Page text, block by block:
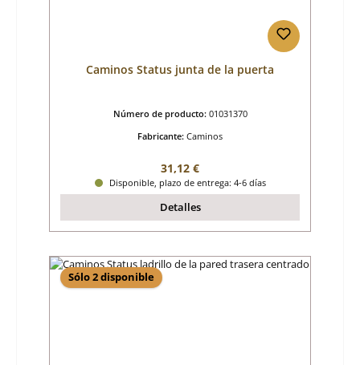
Caminos Status junta de la puerta
Número de producto: 01031370
Fabricante: Caminos
Precio normal:
31,12 €
Disponible, plazo de entrega: 4-6 días
Detalles
Sólo 2 disponible